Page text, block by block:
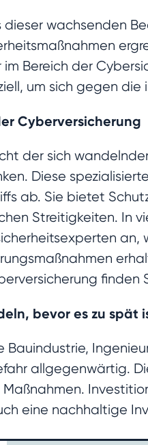
dieser wachsenden
Bereich der
um sich gegen
Cyberversicherung
der sich
Diese
ab. Sie bietet
Streitigkeiten. In
an,
finden
bevor es zu spät
Bauindustrie,
allgegenwärtig.
eine nachhaltige